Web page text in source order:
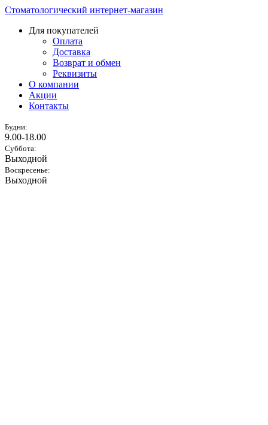
Стоматологический интернет-магазин
Для покупателей
Оплата
Доставка
Возврат и обмен
Реквизиты
О компании
Акции
Контакты
Будни:
9.00-18.00
Суббота:
Выходной
Воскресенье:
Выходной